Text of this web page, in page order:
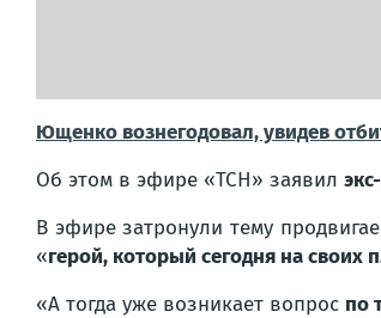
Ющенко вознегодовал, увидев
Об этом в эфире «ТСН» заявил
В эфире затронули тему
«герой, который сегодня на своих
«А тогда уже возникает вопрос по